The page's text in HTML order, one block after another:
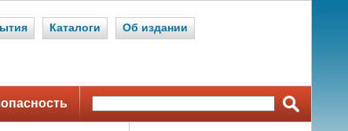
Каталоги Об издании